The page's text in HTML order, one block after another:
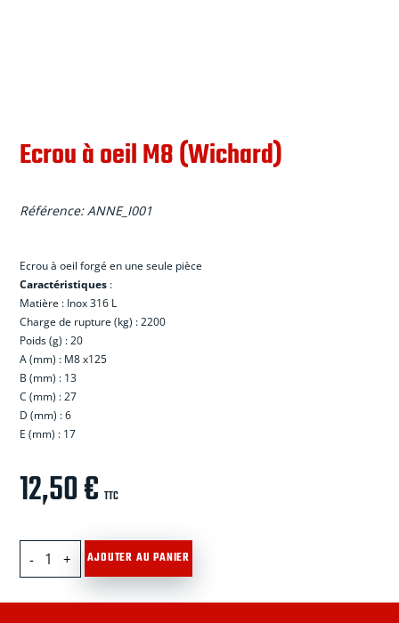
Ecrou à oeil M8 (Wichard)
Référence:ANNE_I001
Ecrouà oeil forgé en une seule pièce
Caractéristiques :
Matière : Inox 316 L
Charge de rupture (kg) : 2200
Poids (g) : 20
A (mm) : M8 x125
B (mm) : 13
C (mm) : 27
D (mm) : 6
E (mm) : 17
12,50€ TTC
quantité
à
AJOUTER AU PANIER